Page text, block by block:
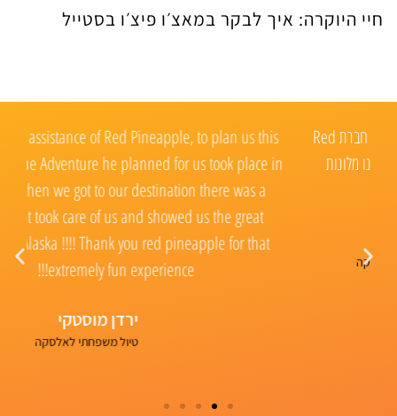
חיי היוקרה: איך לבקר במאצ׳ו פיצ׳ו בסטייל
we used the assistance of Red Pineapple, to plan us this
adventure. The Adventure he planned for us took place in
“Alaska” when we got to our destination there was a
Guide that took care of us and showed us the great
country of Alaska !!!! Thank you red pineapple for that
extremely fun experience!!!
טיול משפחתי לאלסקה